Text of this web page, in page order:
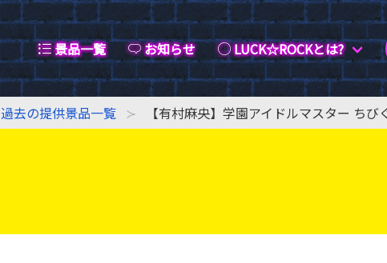
景品一覧 お知らせ LUCK☆ROCKとは?
過去の提供景品一覧 【有村麻央】学園アイドルマスター ち